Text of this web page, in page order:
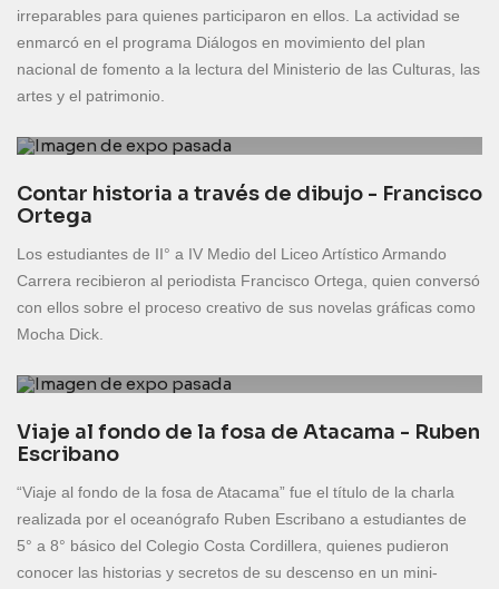
irreparables para quienes participaron en ellos. La actividad se
enmarcó en el programa Diálogos en movimiento del plan
nacional de fomento a la lectura del Ministerio de las Culturas, las
artes y el patrimonio.
Contar historia a través de dibujo - Francisco
Ortega
Los estudiantes de II° a IV Medio del Liceo Artístico Armando
Carrera recibieron al periodista Francisco Ortega, quien conversó
con ellos sobre el proceso creativo de sus novelas gráficas como
Mocha Dick.
Viaje al fondo de la fosa de Atacama - Ruben
Escribano
“Viaje al fondo de la fosa de Atacama” fue el título de la charla
realizada por el oceanógrafo Ruben Escribano a estudiantes de
5° a 8° básico del Colegio Costa Cordillera, quienes pudieron
conocer las historias y secretos de su descenso en un mini-